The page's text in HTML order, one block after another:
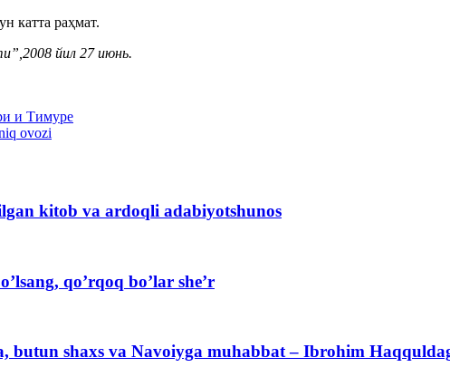
катта раҳмат.
йил 27 июнь.
и Тимуре
ovozi
kitob va ardoqli adabiyotshunos
qo’rqoq bo’lar she’r
butun shaxs va Navoiyga muhabbat – Ibrohim